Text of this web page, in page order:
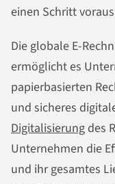
einen Schritt
Die globale E-
ermöglicht es
papierbasierten
und sicheres
Digitalisierung des
Unternehmen die
und ihr gesamtes